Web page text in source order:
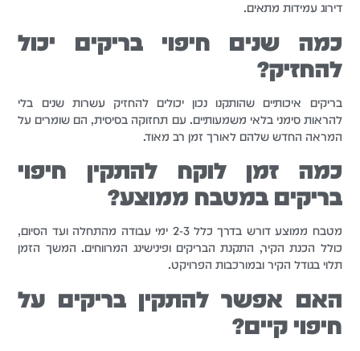
דירוג עמידות מתאים.
כמה שנים חיפוי בריקים יכול
להחזיק?
בריקים איכותיים שהותקנו נכון יכולים להחזיק עשרות שנים בלי
להראות סימני בלאי משמעותיים. עם תחזוקה בסיסית, הם שומרים על
המראה החדש שלהם לאורך זמן רב מאוד.
כמה זמן לוקח להתקין חיפוי
בריקים במטבח ממוצע?
מטבח ממוצע דורש בדרך כלל 2-3 ימי עבודה מהתחלה ועד הסיום,
כולל הכנת הקיר, התקנת הבריקים ופינישינג המרווחים. המשך הזמן
תלוי בגודל הקיר ובמורכבות הפרויקט.
האם אפשר להתקין בריקים על
חיפוי קיים?